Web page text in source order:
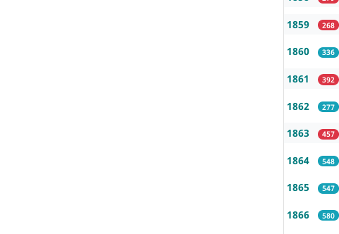
1859 268
1860 336
1861 392
1862 277
1863 457
1864 548
1865 547
1866 580